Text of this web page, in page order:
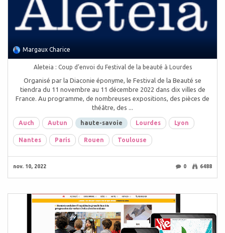
Margaux Charice
Aleteia : Coup d’envoi du Festival de la beauté à Lourdes
Organisé par la Diaconie éponyme, le Festival de la Beauté se
tiendra du 11 novembre au 11 décembre 2022 dans dix villes de
France. Au programme, de nombreuses expositions, des pièces de
théâtre, des ...
Auch Autun haute-savoie Lourdes Lyon
Nantes Paris Rouen Toulouse
nov. 10, 2022 0 6488